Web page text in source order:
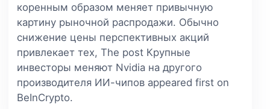
коренным образом меняет привычную
картину рыночной распродажи. Обычно
снижение цены перспективных акций
привлекает тех, The post Крупные
инвесторы меняют Nvidia на другого
производителя ИИ-чипов appeared first on
BeInCrypto.